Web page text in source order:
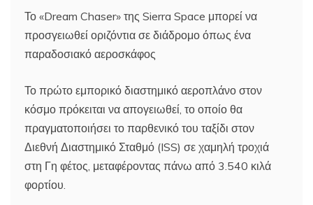
Το «Dream Chaser» της Sierra Space μπορεί να
προσγειωθεί οριζόντια σε διάδρομο όπως ένα
παραδοσιακό αεροσκάφος
Το πρώτο εμπορικό διαστημικό αεροπλάνο στον
κόσμο πρόκειται να απογειωθεί, το οποίο θα
πραγματοποιήσει το παρθενικό του ταξίδι στον
Διεθνή Διαστημικό Σταθμό (ISS) σε χαμηλή τροχιά
στη Γη φέτος, μεταφέροντας πάνω από 3.540 κιλά
φορτίου.